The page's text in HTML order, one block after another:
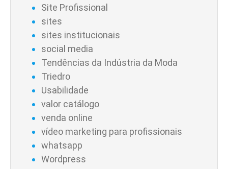
Site Profissional
sites
sites institucionais
social media
Tendências da Indústria da Moda
Triedro
Usabilidade
valor catálogo
venda online
vídeo marketing para profissionais
whatsapp
Wordpress